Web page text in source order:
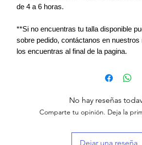
de 4 a 6 horas.
**Si no encuentras tu talla disponible
sobre pedido, contáctanos en nuestros
los encuentras al final de la pagina.
No hay reseñas
Comparte tu opinión. Deja la
Dejar una reseña